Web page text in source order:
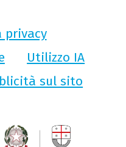
privacy
Utilizzo IA
sul sito